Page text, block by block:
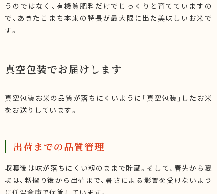
うのではなく、有機質肥料だけでじっくりと育てていますの
で、あきたこまち本来の特長が最大限に出た美味しいお米で
す。
真空包装でお届けします
真空包装お米の品質が落ちにくいように「真空包装」したお米
をお送りしています。
出荷までの品質管理
収穫後は味が落ちにくい籾のままで貯蔵。そして、春先から夏
場は、籾摺り後から出荷まで、暑さによる影響を受けないよう
に低温倉庫で保管しています。